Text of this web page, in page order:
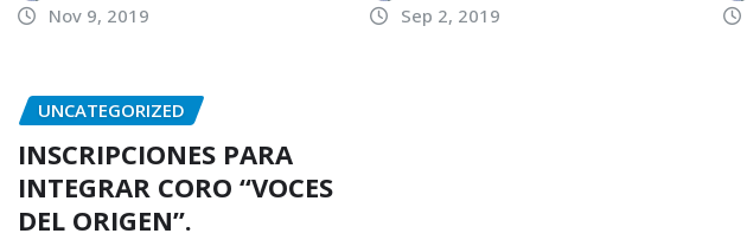
Nov 9, 2019
Sep 2, 2019
UNCATEGORIZED
INSCRIPCIONES PARA
INTEGRAR CORO “VOCES
DEL ORIGEN”.